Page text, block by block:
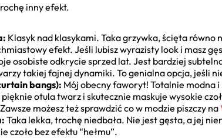
inny efekt.
Klasyk nad klasykami. Taka grzywka, ścięta równo
efekt. Jeśli lubisz wyrazisty look i masz
osobiste odkrycie sprzed lat. Jest bardziej
takiej fajnej dynamiki. To genialna opcja, jeśli
bangs): Mój obecny faworyt! Totalnie modna
otula twarz i skutecznie maskuje wysokie
możesz też sprawdzić co w modzie piszczy na
Taka lekka, trochę niedbała. Nie jest gęsta, a jej
czoło bez efektu “hełmu”.